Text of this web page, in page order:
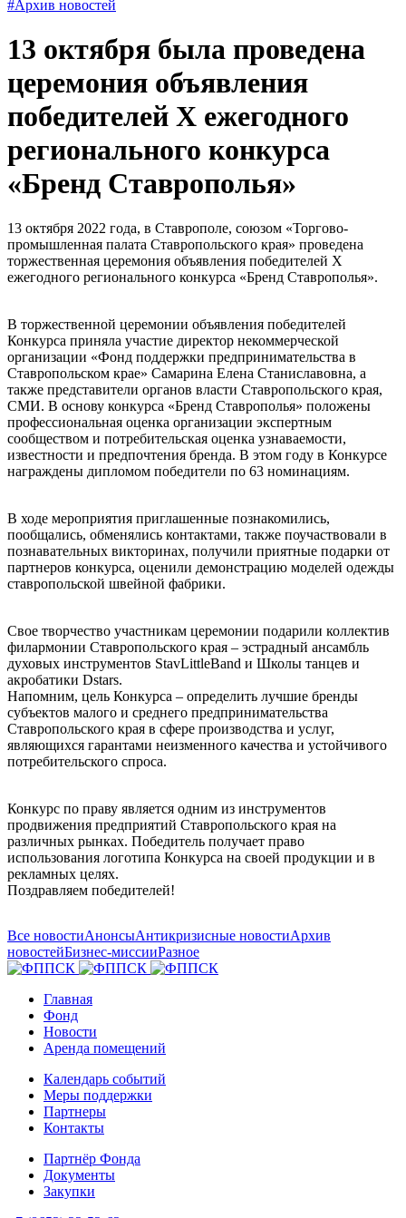
#Архив новостей
13 октября была проведена
церемония объявления
победителей X ежегодного
регионального конкурса
«Бренд Ставрополья»
13 октября 2022 года, в Ставрополе, союзом «Торгово-
промышленная палата Ставропольского края» проведена
торжественная церемония объявления победителей X
ежегодного регионального конкурса «Бренд Ставрополья».
В торжественной церемонии объявления победителей
Конкурса приняла участие директор некоммерческой
организации «Фонд поддержки предпринимательства в
Ставропольском крае» Самарина Елена Станиславовна, а
также представители органов власти Ставропольского края,
СМИ. В основу конкурса «Бренд Ставрополья» положены
профессиональная оценка организации экспертным
сообществом и потребительская оценка узнаваемости,
известности и предпочтения бренда. В этом году в Конкурсе
награждены дипломом победители по 63 номинациям.
В ходе мероприятия приглашенные познакомились,
пообщались, обменялись контактами, также поучаствовали в
познавательных викторинах, получили приятные подарки от
партнеров конкурса, оценили демонстрацию моделей одежды
ставропольской швейной фабрики.
Свое творчество участникам церемонии подарили коллектив
филармонии Ставропольского края – эстрадный ансамбль
духовых инструментов StavLittleBand и Школы танцев и
акробатики Dstars.
Напомним, цель Конкурса – определить лучшие бренды
субъектов малого и среднего предпринимательства
Ставропольского края в сфере производства и услуг,
являющихся гарантами неизменного качества и устойчивого
потребительского спроса.
Конкурс по праву является одним из инструментов
продвижения предприятий Ставропольского края на
различных рынках. Победитель получает право
использования логотипа Конкурса на своей продукции и в
рекламных целях.
Поздравляем победителей!
Все новостиАнонсыАнтикризисные новостиАрхив
новостейБизнес-миссииРазное
Главная
Фонд
Новости
Аренда помещений
Календарь событий
Меры поддержки
Партнеры
Контакты
Партнёр Фонда
Документы
Закупки